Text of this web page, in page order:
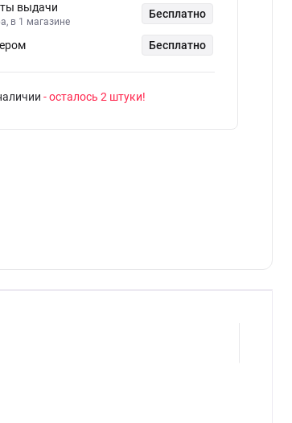
выдачи
в 1 магазине
Бесплатно
Бесплатно
- осталось 2 штуки